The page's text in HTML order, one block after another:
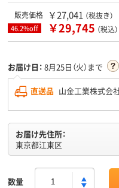
販売価格 ￥27,041 （税抜き）
46.2%off ￥29,745 （税込）
お届け日： 8月25日（火）まで
直送品 山金工業株式会
お届け先住所：
東京都江東区
数量